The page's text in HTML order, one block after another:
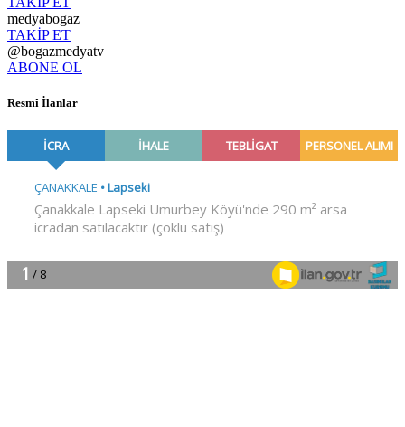
medyabogaz
TAKİP ET
@bogazmedyatv
ABONE OL
Resmî İlanlar